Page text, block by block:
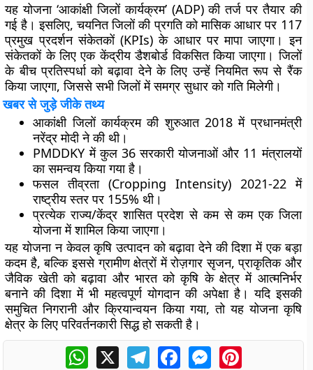
यह योजना ‘आकांक्षी जिलों कार्यक्रम’ (ADP) की तर्ज पर तैयार की
गई है। इसलिए, चयनित जिलों की प्रगति को मासिक आधार पर 117
प्रमुख प्रदर्शन संकेतकों (KPIs) के आधार पर मापा जाएगा। इन
संकेतकों के लिए एक केंद्रीय डैशबोर्ड विकसित किया जाएगा। जिलों
के बीच प्रतिस्पर्धा को बढ़ावा देने के लिए उन्हें नियमित रूप से रैंक
किया जाएगा, जिससे सभी जिलों में समग्र सुधार को गति मिलेगी।
खबर से जुड़े जीके तथ्य
आकांक्षी जिलों कार्यक्रम की शुरुआत 2018 में प्रधानमंत्री
नरेंद्र मोदी ने की थी।
PMDDKY में कुल 36 सरकारी योजनाओं और 11 मंत्रालयों
का समन्वय किया गया है।
फसल तीव्रता (Cropping Intensity) 2021-22 में
राष्ट्रीय स्तर पर 155% थी।
प्रत्येक राज्य/केंद्र शासित प्रदेश से कम से कम एक जिला
योजना में शामिल किया जाएगा।
यह योजना न केवल कृषि उत्पादन को बढ़ावा देने की दिशा में एक बड़ा
कदम है, बल्कि इससे ग्रामीण क्षेत्रों में रोज़गार सृजन, प्राकृतिक और
जैविक खेती को बढ़ावा और भारत को कृषि के क्षेत्र में आत्मनिर्भर
बनाने की दिशा में भी महत्वपूर्ण योगदान की अपेक्षा है। यदि इसकी
समुचित निगरानी और क्रियान्वयन किया गया, तो यह योजना कृषि
क्षेत्र के लिए परिवर्तनकारी सिद्ध हो सकती है।
WhatsApp
X TelegramFacebookMessengerPinterest